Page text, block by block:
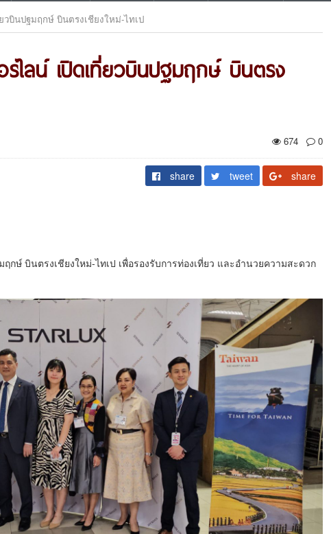
บินปฐมฤกษ์ บินตรงเชียงใหม่-ไทเป
ไลน์ เปิดเที่ยวบินปฐมฤกษ์ บินตรง
674 0
share tweet share
ษ์ บินตรงเชียงใหม่-ไทเป เพื่อรองรับการท่องเที่ยว และอำนวยความสะดวก